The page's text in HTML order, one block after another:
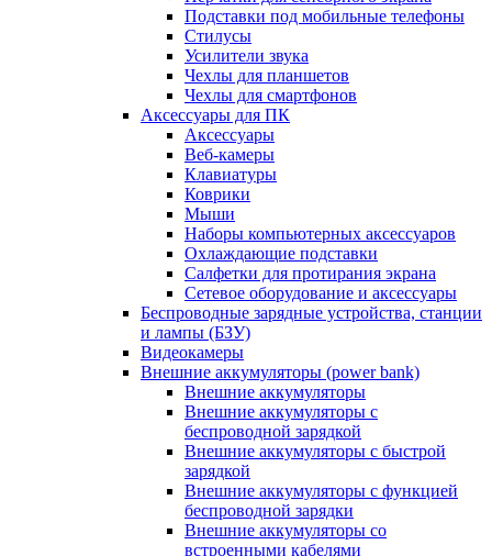
Подставки под мобильные телефоны
Стилусы
Усилители звука
Чехлы для планшетов
Чехлы для смартфонов
Аксессуары для ПК
Аксессуары
Веб-камеры
Клавиатуры
Коврики
Мыши
Наборы компьютерных аксессуаров
Охлаждающие подставки
Салфетки для протирания экрана
Сетевое оборудование и аксессуары
Беспроводные зарядные устройства, станции
и лампы (БЗУ)
Видеокамеры
Внешние аккумуляторы (power bank)
Внешние аккумуляторы
Внешние аккумуляторы с
беспроводной зарядкой
Внешние аккумуляторы с быстрой
зарядкой
Внешние аккумуляторы с функцией
беспроводной зарядки
Внешние аккумуляторы со
встроенными кабелями